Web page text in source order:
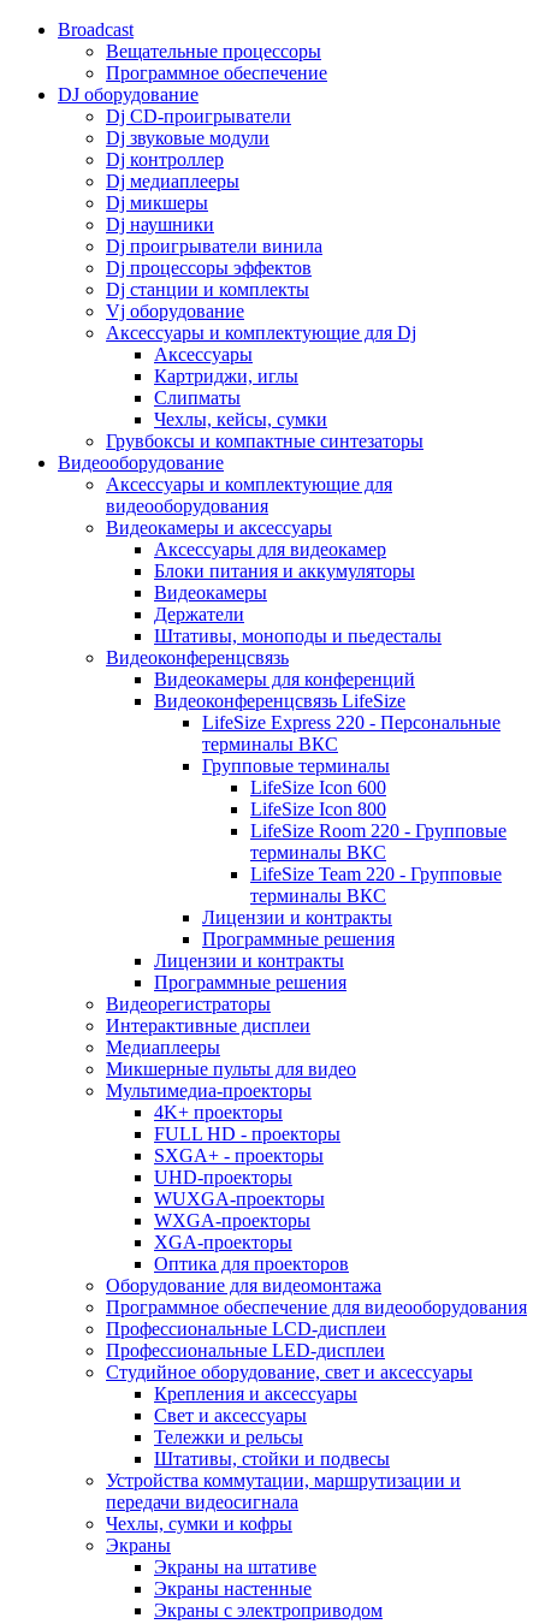
Broadcast
Вещательные процессоры
Программное обеспечение
DJ оборудование
Dj CD-проигрыватели
Dj звуковые модули
Dj контроллер
Dj медиаплееры
Dj микшеры
Dj наушники
Dj проигрыватели винила
Dj процессоры эффектов
Dj станции и комплекты
Vj оборудование
Аксессуары и комплектующие для Dj
Аксессуары
Картриджи, иглы
Слипматы
Чехлы, кейсы, сумки
Грувбоксы и компактные синтезаторы
Видеооборудование
Аксессуары и комплектующие для
видеооборудования
Видеокамеры и аксессуары
Аксессуары для видеокамер
Блоки питания и аккумуляторы
Видеокамеры
Держатели
Штативы, моноподы и пьедесталы
Видеоконференцсвязь
Видеокамеры для конференций
Видеоконференцсвязь LifeSize
LifeSize Express 220 - Персональные
терминалы ВКС
Групповые терминалы
LifeSize Icon 600
LifeSize Icon 800
LifeSize Room 220 - Групповые
терминалы ВКС
LifeSize Team 220 - Групповые
терминалы ВКС
Лицензии и контракты
Программные решения
Лицензии и контракты
Программные решения
Видеорегистраторы
Интерактивные дисплеи
Медиаплееры
Микшерные пульты для видео
Мультимедиа-проекторы
4K+ проекторы
FULL HD - проекторы
SXGA+ - проекторы
UHD-проекторы
WUXGA-проекторы
WXGA-проекторы
XGA-проекторы
Оптика для проекторов
Оборудование для видеомонтажа
Программное обеспечение для видеооборудования
Профессиональные LCD-дисплеи
Профессиональные LED-дисплеи
Студийное оборудование, свет и аксессуары
Крепления и аксессуары
Свет и аксессуары
Тележки и рельсы
Штативы, стойки и подвесы
Устройства коммутации, маршрутизации и
передачи видеосигнала
Чехлы, сумки и кофры
Экраны
Экраны на штативе
Экраны настенные
Экраны с электроприводом